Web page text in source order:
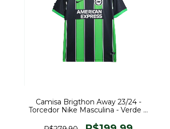
Camisa Brigthon Away 23/24 -
Torcedor Nike Masculina - Verde e